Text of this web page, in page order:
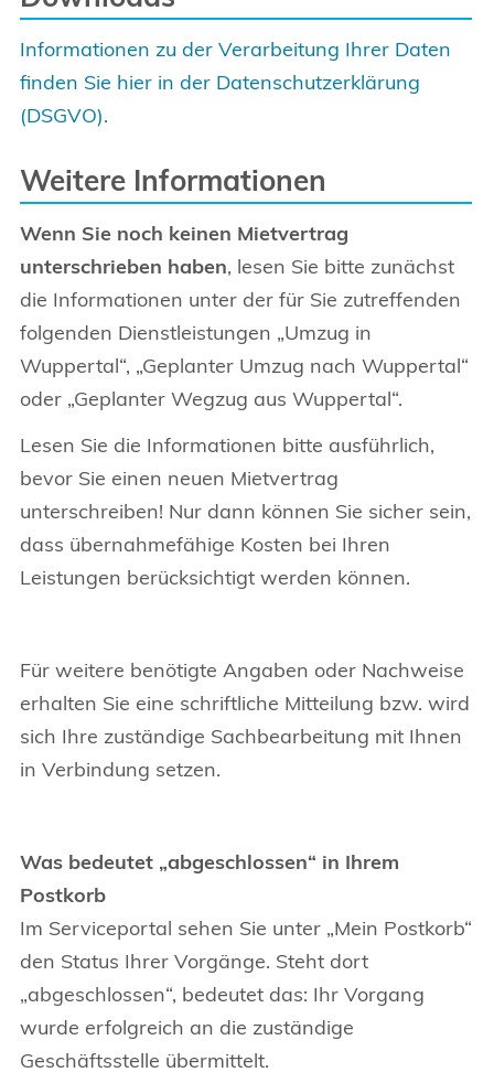
Informationen zu der Verarbeitung Ihrer Daten
finden Sie hier in der Datenschutzerklärung
(DSGVO).
Weitere Informationen
Wenn Sie noch keinen Mietvertrag
unterschrieben haben, lesen Sie bitte zunächst
die Informationen unter der für Sie zutreffenden
folgenden Dienstleistungen „Umzug in
Wuppertal“, „Geplanter Umzug nach Wuppertal“
oder „Geplanter Wegzug aus Wuppertal“.
Lesen Sie die Informationen bitte ausführlich,
bevor Sie einen neuen Mietvertrag
unterschreiben! Nur dann können Sie sicher sein,
dass übernahmefähige Kosten bei Ihren
Leistungen berücksichtigt werden können.
Für weitere benötigte Angaben oder Nachweise
erhalten Sie eine schriftliche Mitteilung bzw. wird
sich Ihre zuständige Sachbearbeitung mit Ihnen
in Verbindung setzen.
Was bedeutet „abgeschlossen“ in Ihrem
Postkorb
Im Serviceportal sehen Sie unter „Mein Postkorb“
den Status Ihrer Vorgänge. Steht dort
„abgeschlossen“, bedeutet das: Ihr Vorgang
wurde erfolgreich an die zuständige
Geschäftsstelle übermittelt.